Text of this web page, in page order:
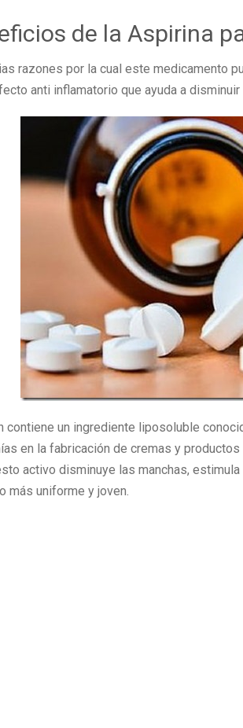
de la Aspirina
razones por la cual este medicamento
anti inflamatorio que ayuda a
contiene un ingrediente liposoluble
en la fabricación de cremas y
activo disminuye las manchas,
más uniforme y joven.